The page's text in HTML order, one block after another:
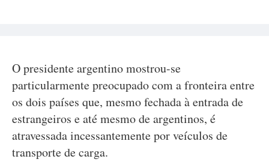
O presidente argentino mostrou-se
particularmente preocupado com a fronteira entre
os dois países que, mesmo fechada à entrada de
estrangeiros e até mesmo de argentinos, é
atravessada incessantemente por veículos de
transporte de carga.